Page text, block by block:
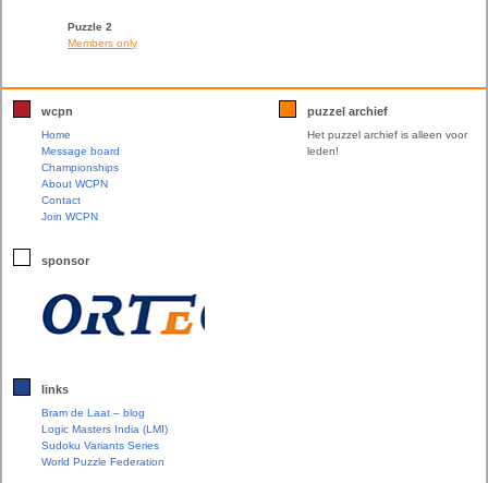
Puzzle 2
Members only
wcpn
Home
Message board
Championships
About WCPN
Contact
Join WCPN
sponsor
links
Bram de Laat – blog
Logic Masters India (LMI)
Sudoku Variants Series
World Puzzle Federation
puzzel archief
Het puzzel archief is alleen voor
leden!